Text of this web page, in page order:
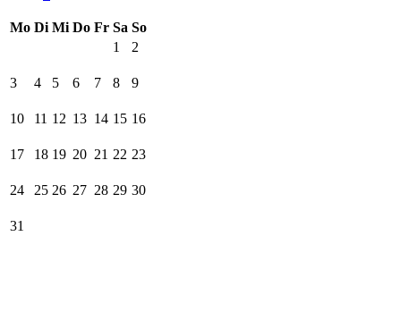
Mo Di Mi Do Fr Sa So
1
2
3 4 5 6 7 8 9
10 11 12 13 14 15 16
17 18 19 20 21 22 23
24 25 26 27 28 29 30
31